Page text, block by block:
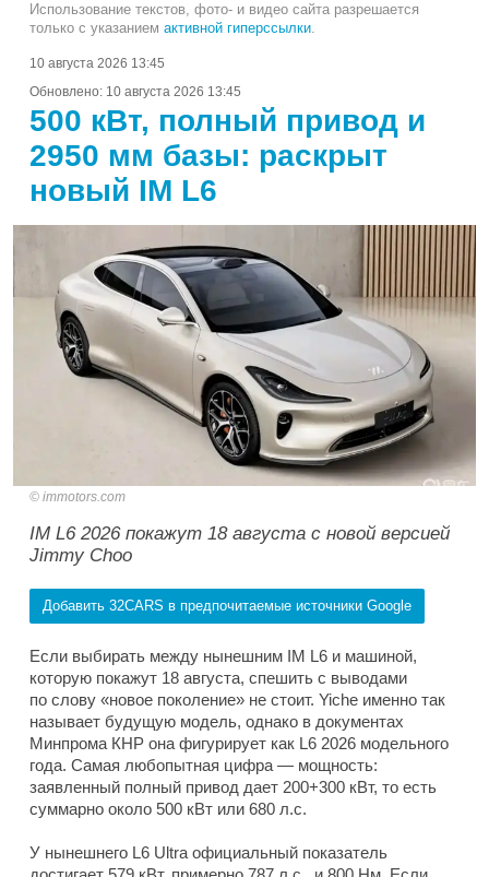
Использование текстов, фото- и видео сайта разрешается
только с указанием активной гиперссылки.
10 августа 2026 13:45
Обновлено: 10 августа 2026 13:45
500 кВт, полный привод и
2950 мм базы: раскрыт
новый IM L6
immotors.com
IM L6 2026 покажут 18 августа с новой версией
Jimmy Choo
Добавить 32CARS в предпочитаемые источники Google
Если выбирать между нынешним IM L6 и машиной,
которую покажут 18 августа, спешить с выводами
по слову «новое поколение» не стоит. Yiche именно так
называет будущую модель, однако в документах
Минпрома КНР она фигурирует как L6 2026 модельного
года. Самая любопытная цифра — мощность:
заявленный полный привод дает 200+300 кВт, то есть
суммарно около 500 кВт или 680 л.с.
У нынешнего L6 Ultra официальный показатель